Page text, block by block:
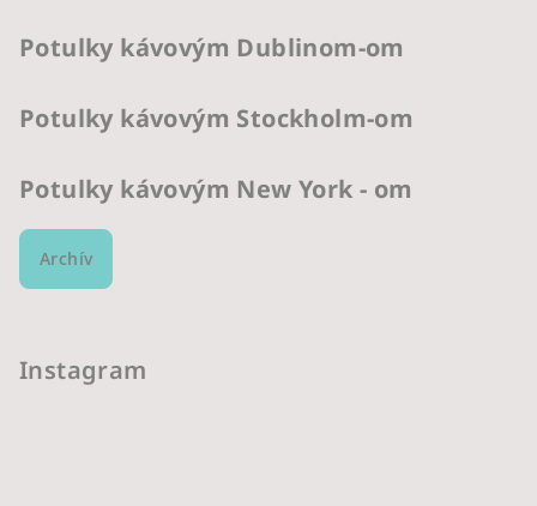
Potulky kávovým Dublinom-om
Potulky kávovým Stockholm-om
Potulky kávovým New York - om
Archív
Instagram